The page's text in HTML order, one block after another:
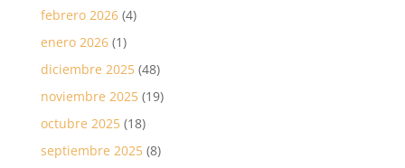
febrero 2026(4)
enero 2026(1)
diciembre 2025(48)
noviembre 2025(19)
octubre 2025(18)
septiembre 2025(8)